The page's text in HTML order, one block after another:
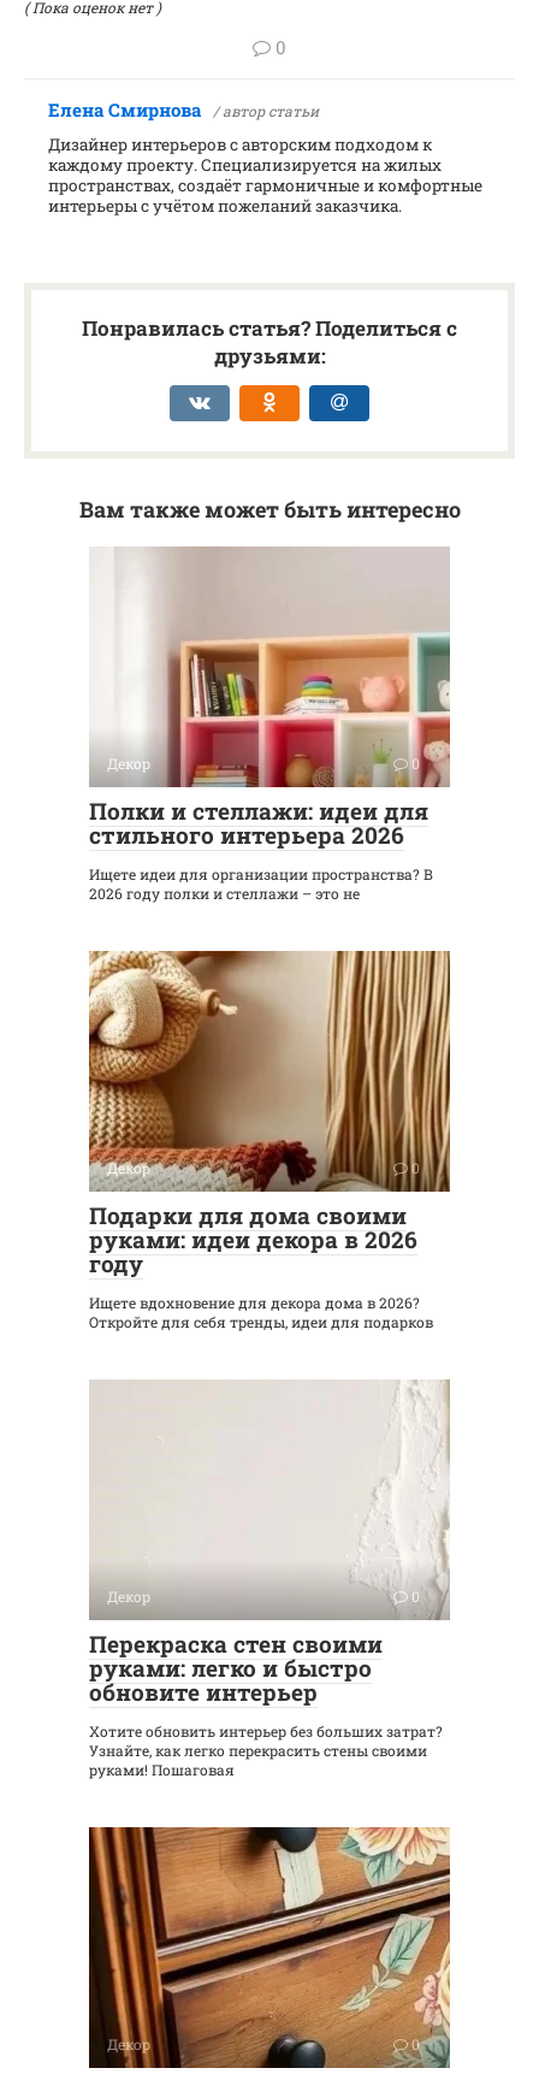
( Пока оценок нет )
0
Елена Смирнова / автор статьи
Дизайнер интерьеров с авторским подходом к
каждому проекту. Специализируется на жилых
пространствах, создаёт гармоничные и комфортные
интерьеры с учётом пожеланий заказчика.
Понравилась статья? Поделиться с
друзьями:
Вам также может быть интересно
Декор 0
Полки и стеллажи: идеи для
стильного интерьера 2026
Ищете идеи для организации пространства? В
2026 году полки и стеллажи – это не
Декор 0
Подарки для дома своими
руками: идеи декора в 2026
году
Ищете вдохновение для декора дома в 2026?
Откройте для себя тренды, идеи для подарков
Декор 0
Перекраска стен своими
руками: легко и быстро
обновите интерьер
Хотите обновить интерьер без больших затрат?
Узнайте, как легко перекрасить стены своими
руками! Пошаговая
Декор 0